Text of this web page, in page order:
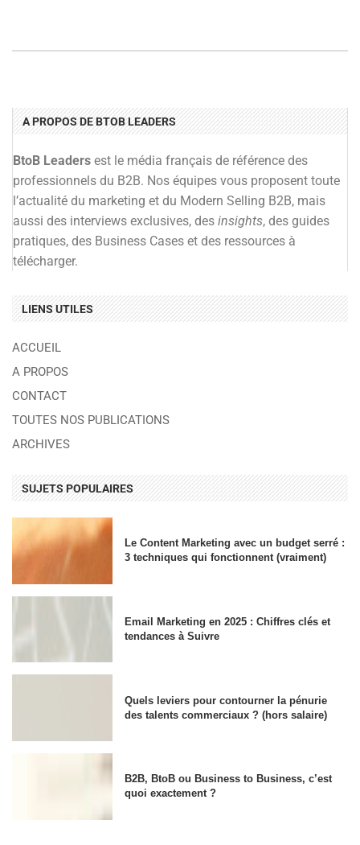
A PROPOS DE BTOB LEADERS
BtoB Leaders est le média français de référence des
professionnels du B2B. Nos équipes vous proposent toute
l’actualité du marketing et du Modern Selling B2B, mais
aussi des interviews exclusives, des insights, des guides
pratiques, des Business Cases et des ressources à
télécharger.
LIENS UTILES
ACCUEIL
A PROPOS
CONTACT
TOUTES NOS PUBLICATIONS
ARCHIVES
SUJETS POPULAIRES
Le Content Marketing avec un budget serré :
3 techniques qui fonctionnent (vraiment)
Email Marketing en 2025 : Chiffres clés et
tendances à Suivre
Quels leviers pour contourner la pénurie
des talents commerciaux ? (hors salaire)
B2B, BtoB ou Business to Business, c’est
quoi exactement ?